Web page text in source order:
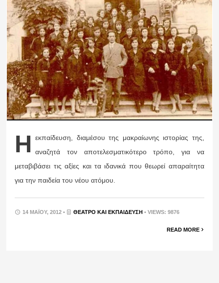
Η
εκπαίδευση, διαμέσου της μακραίωνης ιστορίας της,
αναζητά τον αποτελεσματικότερο τρόπο, για να
μεταβιβάσει τις αξίες και τα ιδανικά που θεωρεί απαραίτητα
για την παιδεία του νέου ατόμου.
14 ΜΑΪ́ΟΥ, 2012 • ΘΈΑΤΡΟ ΚΑΙ ΕΚΠΑΊΔΕΥΣΗ • VIEWS: 9876
READ MORE